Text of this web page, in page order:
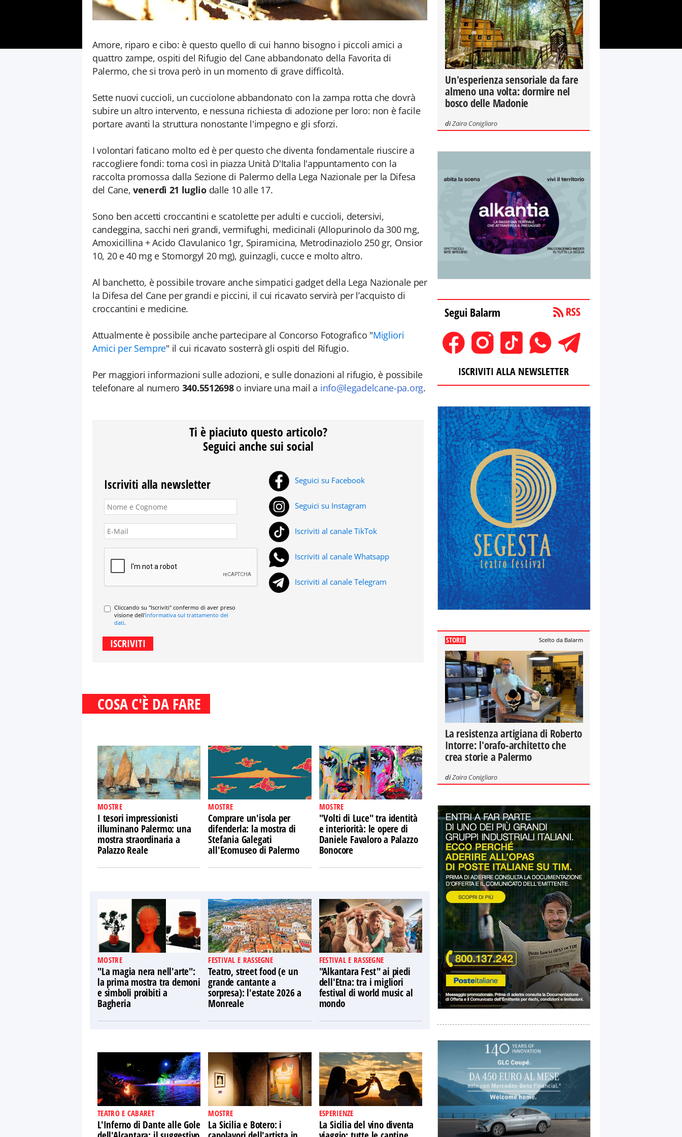
Amore, riparo e cibo: è questo quello di cui hanno bisogno i piccoli amici a
quattro zampe, ospiti del Rifugio del Cane abbandonato della Favorita di
Palermo, che si trova però in un momento di grave difficoltà.
Sette nuovi cuccioli, un cucciolone abbandonato con la zampa rotta che dovrà
subire un altro intervento, e nessuna richiesta di adozione per loro: non è facile
portare avanti la struttura nonostante l'impegno e gli sforzi.
I volontari faticano molto ed è per questo che diventa fondamentale riuscire a
raccogliere fondi: torna così in piazza Unità D'Italia l'appuntamento con la
raccolta promossa dalla Sezione di Palermo della Lega Nazionale per la Difesa
del Cane, venerdì 21 lugliodalle 10 alle 17.
Sono ben accetti croccantini e scatolette per adulti e cuccioli, detersivi,
candeggina, sacchi neri grandi, vermifughi, medicinali (Allopurinolo da 300 mg,
Amoxicillina + Acido Clavulanico 1gr, Spiramicina, Metrodinaziolo 250 gr, Onsior
10, 20 e 40 mg e Stomorgyl 20 mg), guinzagli, cucce e molto altro.
Al banchetto, è possibile trovare anche simpatici gadget della Lega Nazionale per
la Difesa del Cane per grandi e piccini, il cui ricavato servirà per l’acquisto di
croccantini e medicine.
Attualmente è possibile anche partecipare al Concorso Fotografico "Migliori
Amici per Sempre" il cui ricavato sosterrà gli ospiti del Rifugio.
Per maggiori informazioni sulle adozioni, e sulle donazioni al rifugio, è possibile
telefonare al numero 340.5512698o inviare una mail a info@legadelcane-pa.org.
Ti è piaciuto questo articolo?
Seguici anche sui social
Iscriviti alla newsletter
Cliccando su "Iscriviti" confermo di aver preso
visione dell'informativa sul trattamento dei
dati.
Seguici su Facebook
Seguici su Instagram
Iscriviti al canale TikTok
Iscriviti al canale Whatsapp
Iscriviti al canale Telegram
COSA C'È DA FARE
MOSTRE
I tesori impressionisti
illuminano Palermo: una
mostra straordinaria a
Palazzo Reale
MOSTRE
Comprare un'isola per
difenderla: la mostra di
Stefania Galegati
all'Ecomuseo di Palermo
MOSTRE
"Volti di Luce" tra identità
e interiorità: le opere di
Daniele Favaloro a Palazzo
Bonocore
MOSTRE
"La magia nera nell'arte":
la prima mostra tra demoni
e simboli proibiti a
Bagheria
FESTIVAL E RASSEGNE
Teatro, street food (e un
grande cantante a
sorpresa): l'estate 2026 a
Monreale
FESTIVAL E RASSEGNE
"Alkantara Fest" ai piedi
dell'Etna: tra i migliori
festival di world music al
mondo
TEATRO E CABARET
L'Inferno di Dante alle Gole
MOSTRE
La Sicilia e Botero: i
ESPERIENZE
La Sicilia del vino diventa
Un'esperienza sensoriale da fare
almeno una volta: dormire nel
bosco delle Madonie
diZaira Conigliaro
Segui Balarm
ISCRIVITI ALLA NEWSLETTER
STORIE Scelto da Balarm
La resistenza artigiana di Roberto
Intorre: l'orafo-architetto che
crea storie a Palermo
diZaira Conigliaro